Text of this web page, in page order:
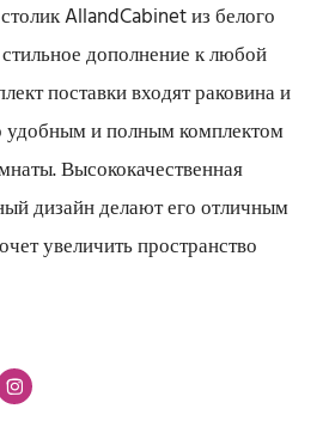
AllandCabinet из белого
дополнение к любой
поставки входят раковина и
удобным и полным комплектом
Высококачественная
дизайн делают его отличным
увеличить пространство